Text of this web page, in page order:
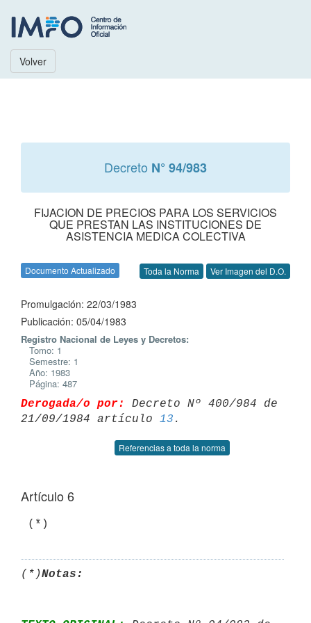
Volver
Decreto N° 94/983
FIJACION DE PRECIOS PARA LOS SERVICIOS
QUE PRESTAN LAS INSTITUCIONES DE
ASISTENCIA MEDICA COLECTIVA
Documento Actualizado Toda la Norma Ver Imagen del D.O.
Promulgación: 22/03/1983
Publicación: 05/04/1983
Registro Nacional de Leyes y Decretos:
Tomo: 1
Semestre: 1
Año: 1983
Página: 487
Derogada/o por:
Decreto Nº 400/984 de
21/09/1984 artículo 13
Referencias a toda la norma
Artículo 6
(*)Notas: